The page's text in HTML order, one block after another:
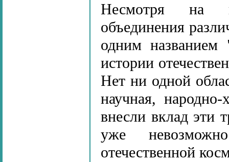
Несмотря на
объединения
одним названием
истории
Нет ни одной
научная,
внесли вклад эти
уже
отечественной